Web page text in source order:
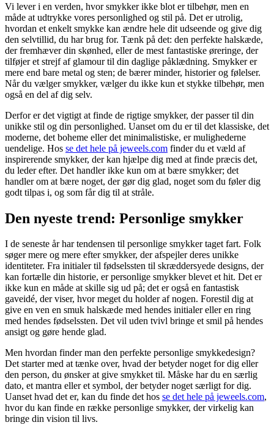
Vi lever i en verden, hvor smykker ikke blot er tilbehør, men en
måde at udtrykke vores personlighed og stil på. Det er utrolig,
hvordan et enkelt smykke kan ændre hele dit udseende og give dig
den selvtillid, du har brug for. Tænk på det: den perfekte halskæde,
der fremhæver din skønhed, eller de mest fantastiske øreringe, der
tilføjer et strejf af glamour til din daglige påklædning. Smykker er
mere end bare metal og sten; de bærer minder, historier og følelser.
Når du vælger smykker, vælger du ikke kun et stykke tilbehør, men
også en del af dig selv.
Derfor er det vigtigt at finde de rigtige smykker, der passer til din
unikke stil og din personlighed. Uanset om du er til det klassiske, det
moderne, det boheme eller det minimalistiske, er mulighederne
uendelige. Hos se det hele på jeweels.com finder du et væld af
inspirerende smykker, der kan hjælpe dig med at finde præcis det,
du leder efter. Det handler ikke kun om at bære smykker; det
handler om at bære noget, der gør dig glad, noget som du føler dig
godt tilpas i, og som får dig til at stråle.
Den nyeste trend: Personlige smykker
I de seneste år har tendensen til personlige smykker taget fart. Folk
søger mere og mere efter smykker, der afspejler deres unikke
identiteter. Fra initialer til fødselssten til skræddersyede designs, der
kan fortælle din historie, er personlige smykker blevet et hit. Det er
ikke kun en måde at skille sig ud på; det er også en fantastisk
gaveidé, der viser, hvor meget du holder af nogen. Forestil dig at
give en ven en smuk halskæde med hendes initialer eller en ring
med hendes fødselssten. Det vil uden tvivl bringe et smil på hendes
ansigt og gøre hende glad.
Men hvordan finder man den perfekte personlige smykkedesign?
Det starter med at tænke over, hvad der betyder noget for dig eller
den person, du ønsker at give smykket til. Måske har du en særlig
dato, et mantra eller et symbol, der betyder noget særligt for dig.
Uanset hvad det er, kan du finde det hos se det hele på jeweels.com,
hvor du kan finde en række personlige smykker, der virkelig kan
bringe din vision til livs.